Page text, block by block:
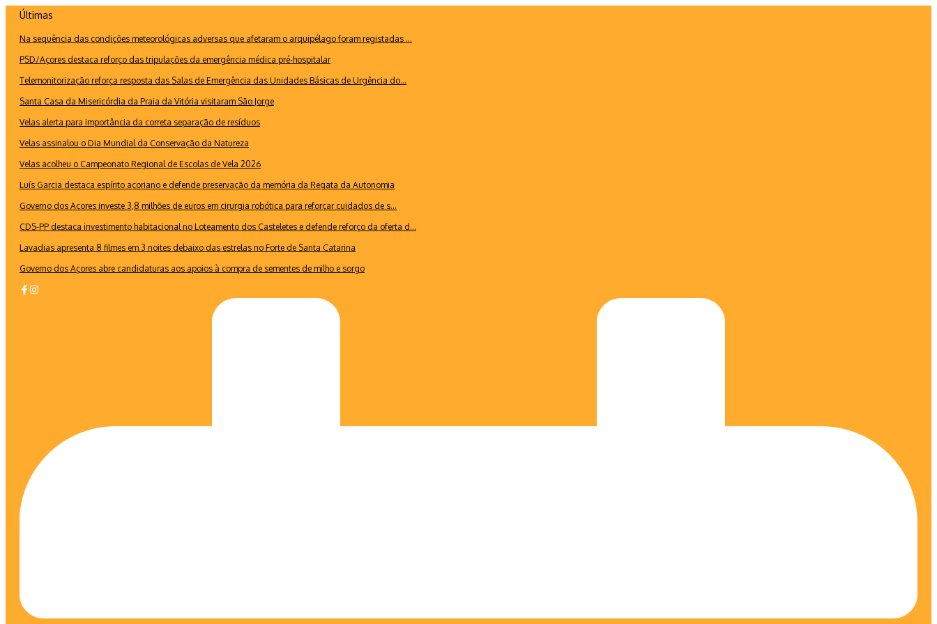
conteúdo
Últimas
Na sequência das condições meteorológicas adversas que afetaram o arquipélago foram registadas ...
PSD/Açores destaca reforço das tripulações da emergência médica pré-hospitalar
Telemonitorização reforça resposta das Salas de Emergência das Unidades Básicas de Urgência do...
Santa Casa da Misericórdia da Praia da Vitória visitaram São Jorge
Velas alerta para importância da correta separação de resíduos
Velas assinalou o Dia Mundial da Conservação da Natureza
Velas acolheu o Campeonato Regional de Escolas de Vela 2026
Luís Garcia destaca espírito açoriano e defende preservação da memória da Regata da Autonomia
Governo dos Açores investe 3,8 milhões de euros em cirurgia robótica para reforçar cuidados de s...
CDS-PP destaca investimento habitacional no Loteamento dos Casteletes e defende reforço da oferta d...
Lavadias apresenta 8 filmes em 3 noites debaixo das estrelas no Forte de Santa Catarina
Governo dos Açores abre candidaturas aos apoios à compra de sementes de milho e sorgo